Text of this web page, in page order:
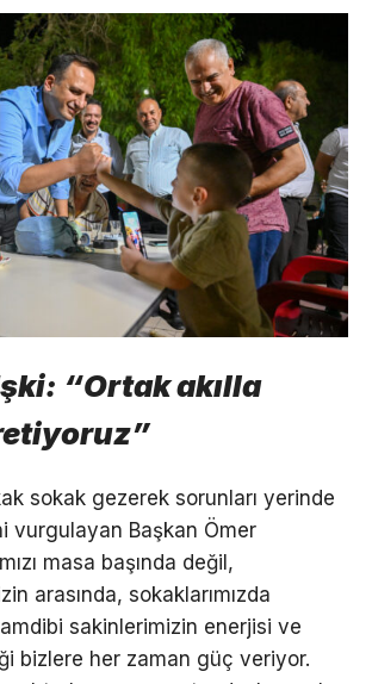
“Ortak akılla
sokak gezerek sorunları yerinde
vurgulayan Başkan Ömer
masa başında değil,
arasında, sokaklarımızda
sakinlerimizin enerjisi ve
bizlere her zaman güç veriyor.